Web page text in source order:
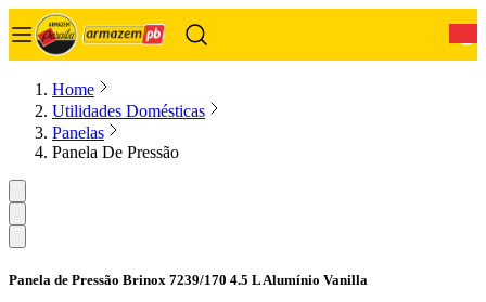
Home
Utilidades Domésticas
Panelas
Panela De Pressão
Panela de Pressão Brinox 7239/170 4.5 L Alumínio Vanilla